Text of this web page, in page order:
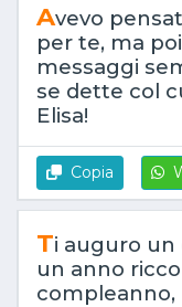
Avevo
per te, ma
messaggi
se dette col
Elisa!
Copia
Ti auguro un
un anno
compleanno,